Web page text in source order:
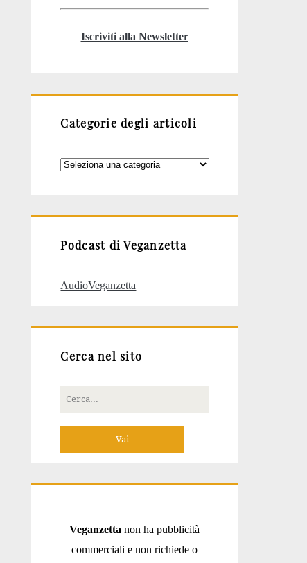
Iscriviti alla Newsletter
Categorie degli articoli
Categorie
Podcast di Veganzetta
AudioVeganzetta
Cerca nel sito
Cerca
per:
Veganzetta non ha pubblicità
commerciali e non richiede o